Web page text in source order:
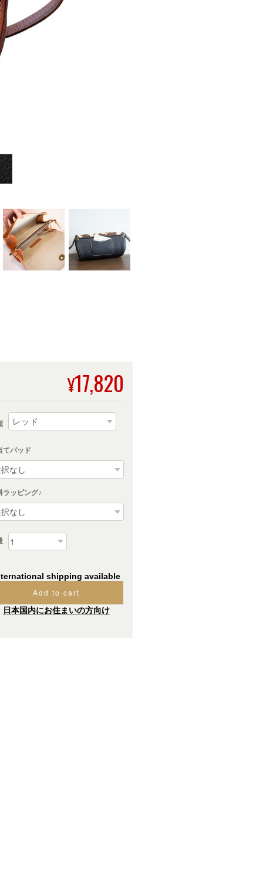
¥17,820
てパッド
ラッピング♪
shipping available
Add to cart
日本国内にお住まいの方向け